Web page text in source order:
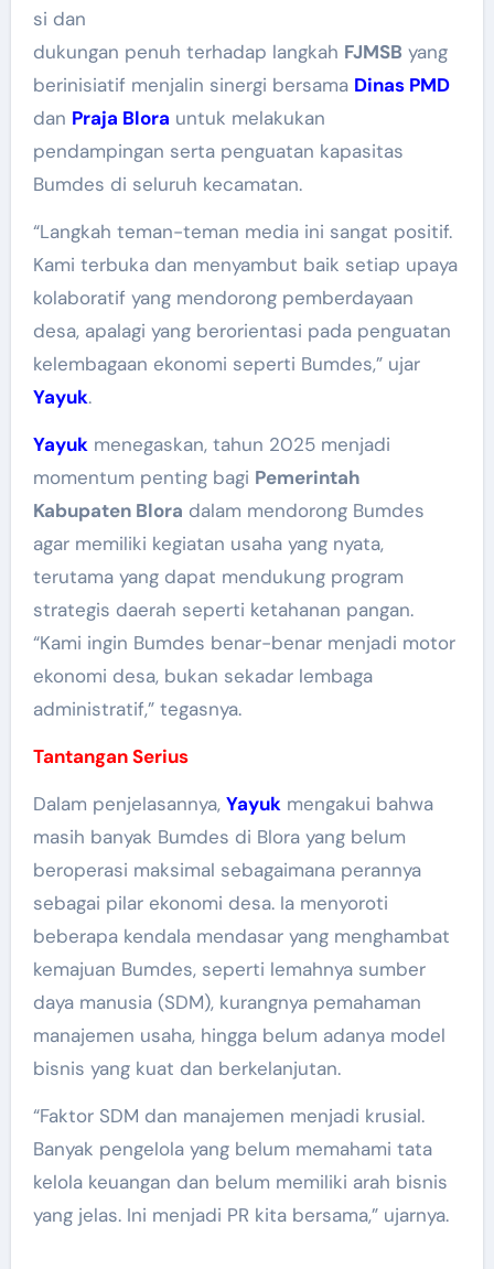
si dan
dukungan penuh terhadap langkah FJMSB yang
berinisiatif menjalin sinergi bersama Dinas PMD
dan Praja Blora untuk melakukan
pendampingan serta penguatan kapasitas
Bumdes di seluruh kecamatan.
“Langkah teman-teman media ini sangat positif.
Kami terbuka dan menyambut baik setiap upaya
kolaboratif yang mendorong pemberdayaan
desa, apalagi yang berorientasi pada penguatan
kelembagaan ekonomi seperti Bumdes,” ujar
Yayuk.
Yayukmenegaskan, tahun 2025 menjadi
momentum penting bagi Pemerintah
Kabupaten Blora dalam mendorong Bumdes
agar memiliki kegiatan usaha yang nyata,
terutama yang dapat mendukung program
strategis daerah seperti ketahanan pangan.
“Kami ingin Bumdes benar-benar menjadi motor
ekonomi desa, bukan sekadar lembaga
administratif,” tegasnya.
Tantangan Serius
Dalam penjelasannya, Yayuk mengakui bahwa
masih banyak Bumdes di Blora yang belum
beroperasi maksimal sebagaimana perannya
sebagai pilar ekonomi desa. Ia menyoroti
beberapa kendala mendasar yang menghambat
kemajuan Bumdes, seperti lemahnya sumber
daya manusia (SDM), kurangnya pemahaman
manajemen usaha, hingga belum adanya model
bisnis yang kuat dan berkelanjutan.
“Faktor SDM dan manajemen menjadi krusial.
Banyak pengelola yang belum memahami tata
kelola keuangan dan belum memiliki arah bisnis
yang jelas. Ini menjadi PR kita bersama,” ujarnya.